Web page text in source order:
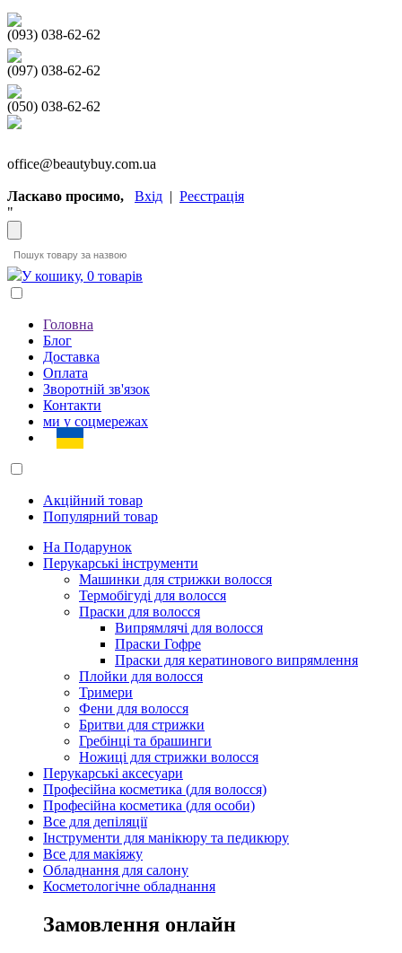
(093) 038-62-62
(097) 038-62-62
(050) 038-62-62
office@beautybuy.com.ua
Ласкаво просимо, Вхід | Реєстрація
"
У кошику, 0 товарів
Головна
Блог
Доставка
Оплата
Зворотній зв'язок
Контакти
ми у соцмережах
Акційний товар
Популярний товар
На Подарунок
Перукарські інструменти
Машинки для стрижки волосся
Термобігуді для волосся
Праски для волосся
Випрямлячі для волосся
Праски Гофре
Праски для кератинового випрямлення
Плойки для волосся
Тримери
Фени для волосся
Бритви для стрижки
Гребінці та брашинги
Ножиці для стрижки волосся
Перукарські аксесуари
Професійна косметика (для волосся)
Професійна косметика (для особи)
Все для депіляції
Інструменти для манікюру та педикюру
Все для макіяжу
Обладнання для салону
Косметологічне обладнання
Замовлення онлайн